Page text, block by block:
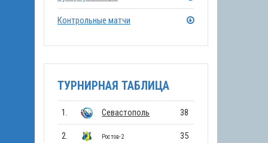
Контрольные матчи
ТУРНИРНАЯ ТАБЛИЦА
1. Севастополь 38
2. Ростов-2 35